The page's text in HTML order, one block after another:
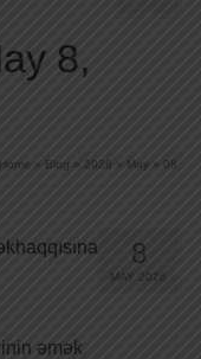
8,
Home » Blog » 2026 » May » 08
8
MAY 2026
əmək